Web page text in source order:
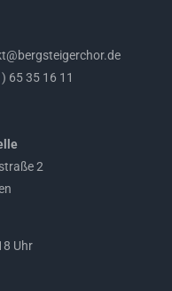
65 35 16 11
2
Uhr